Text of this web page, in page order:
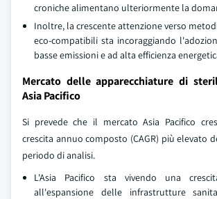
croniche alimentano ulteriormente la
Inoltre, la crescente attenzione verso
eco-compatibili sta incoraggiando
basse emissioni e ad alta efficienza
Mercato delle apparecchiature di
Asia Pacifico
Si prevede che il mercato Asia Pacifico
crescita annuo composto (CAGR) più elevato
periodo di analisi.
L'Asia Pacifico sta vivendo una
all'espansione delle infrastrutture